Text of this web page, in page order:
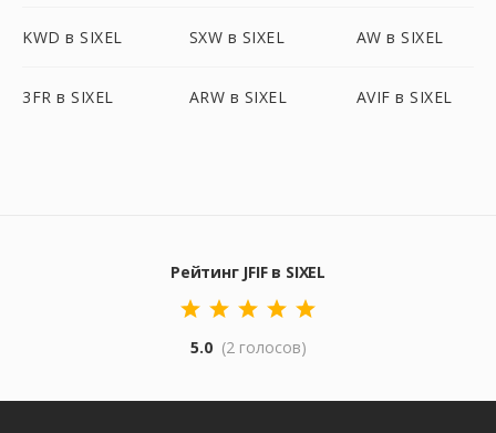
KWD в SIXEL SXW в SIXEL AW в SIXEL
3FR в SIXEL ARW в SIXEL AVIF в SIXEL
Рейтинг JFIF в SIXEL
5.0 (2 голосов)